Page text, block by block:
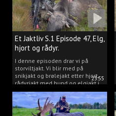
23:55
Et Jaktliv S.1 Episode 47, Elg,
hjort og rådyr.
I denne episoden drar vi på
storviltjakt. Vi blir med på
snikjakt og brølejakt etter hjort,
rådyrjakt med hund og elgjakt i
Trøndelag.